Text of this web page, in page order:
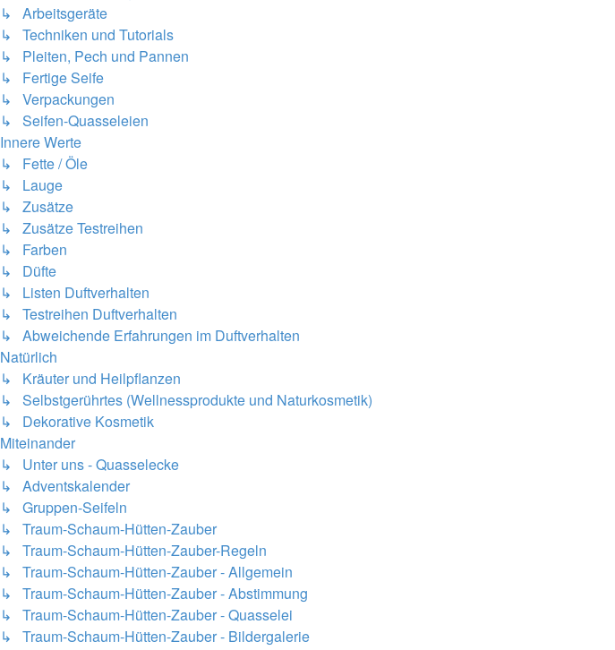
↳ Arbeitsgeräte
↳ Techniken und Tutorials
↳ Pleiten, Pech und Pannen
↳ Fertige Seife
↳ Verpackungen
↳ Seifen-Quasseleien
Innere Werte
↳ Fette / Öle
↳ Lauge
↳ Zusätze
↳ Zusätze Testreihen
↳ Farben
↳ Düfte
↳ Listen Duftverhalten
↳ Testreihen Duftverhalten
↳ Abweichende Erfahrungen im Duftverhalten
Natürlich
↳ Kräuter und Heilpflanzen
↳ Selbstgerührtes (Wellnessprodukte und Naturkosmetik)
↳ Dekorative Kosmetik
Miteinander
↳ Unter uns - Quasselecke
↳ Adventskalender
↳ Gruppen-Seifeln
↳ Traum-Schaum-Hütten-Zauber
↳ Traum-Schaum-Hütten-Zauber-Regeln
↳ Traum-Schaum-Hütten-Zauber - Allgemein
↳ Traum-Schaum-Hütten-Zauber - Abstimmung
↳ Traum-Schaum-Hütten-Zauber - Quasselei
↳ Traum-Schaum-Hütten-Zauber - Bildergalerie